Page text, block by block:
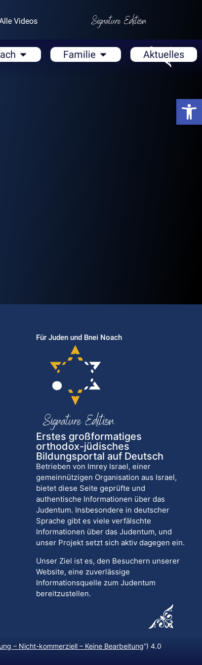
Videos
Familie Aktuelles
Für Juden und Bnei Noach
Erstes großformatiges
orthodox-jüdisches
Bildungsportal auf Deutsch
Betrieben von Imrey Israel, einer
gemeinnützigen Organisation aus Israel,
bietet diese Seite geprüfte und
authentische Informationen über das
Judentum. Insbesondere in deutscher
Sprache gibt es viele verfälschte
Informationen über das Judentum, und
unser Projekt setzt sich aktiv dagegen ein.
Unser Ziel ist es, den Besuchern unserer
Website, eine zuverlässige
Informationsquelle zum Judentum
bereitzustellen.
– Nicht-kommerziell – Keine Bearbeitung“) 4.0